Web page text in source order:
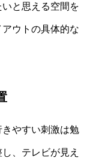
と思える空間を
ウトの具体的な
やすい刺激は勉
、テレビが見え